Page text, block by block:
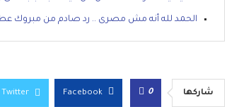
الحمد لله أنه مش مصرى .. رد صادم من مبروك
شاركها 0
Facebook
Twitter